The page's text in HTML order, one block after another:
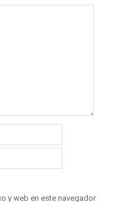
y web en este navegador